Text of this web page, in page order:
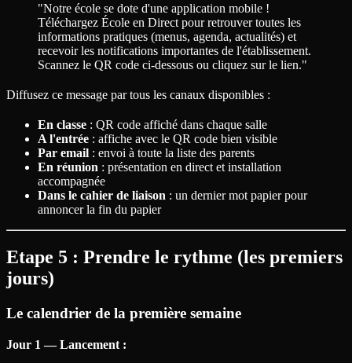
"Notre école se dote d'une application mobile !
Téléchargez École en Direct pour retrouver toutes les
informations pratiques (menus, agenda, actualités) et
recevoir les notifications importantes de l'établissement.
Scannez le QR code ci-dessous ou cliquez sur le lien."
Diffusez ce message par tous les canaux disponibles :
En classe : QR code affiché dans chaque salle
A l'entrée : affiche avec le QR code bien visible
Par email : envoi à toute la liste des parents
En réunion : présentation en direct et installation
accompagnée
Dans le cahier de liaison : un dernier mot papier pour
annoncer la fin du papier
Etape 5 : Prendre le rythme (les premiers
jours)
Le calendrier de la première semaine
Jour 1 — Lancement :